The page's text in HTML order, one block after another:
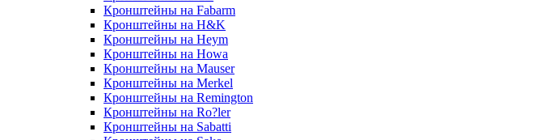
Кронштейны на Fabarm
Кронштейны на H&K
Кронштейны на Heym
Кронштейны на Howa
Кронштейны на Mauser
Кронштейны на Merkel
Кронштейны на Remington
Кронштейны на Ro?ler
Кронштейны на Sabatti